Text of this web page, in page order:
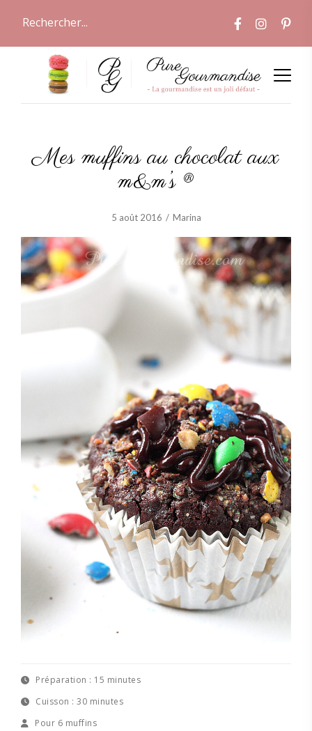
Mes muffins au chocolat aux
m&m’s ®
5 août 2016 Marina
Préparation : 15 minutes
Cuisson : 30 minutes
Pour 6 muffins